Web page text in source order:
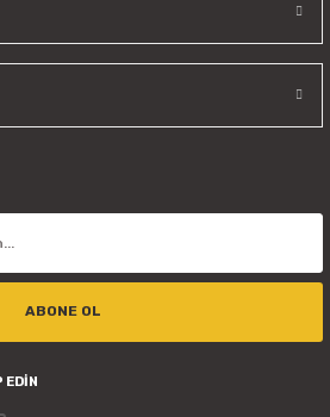
ABONE OL
EDİN